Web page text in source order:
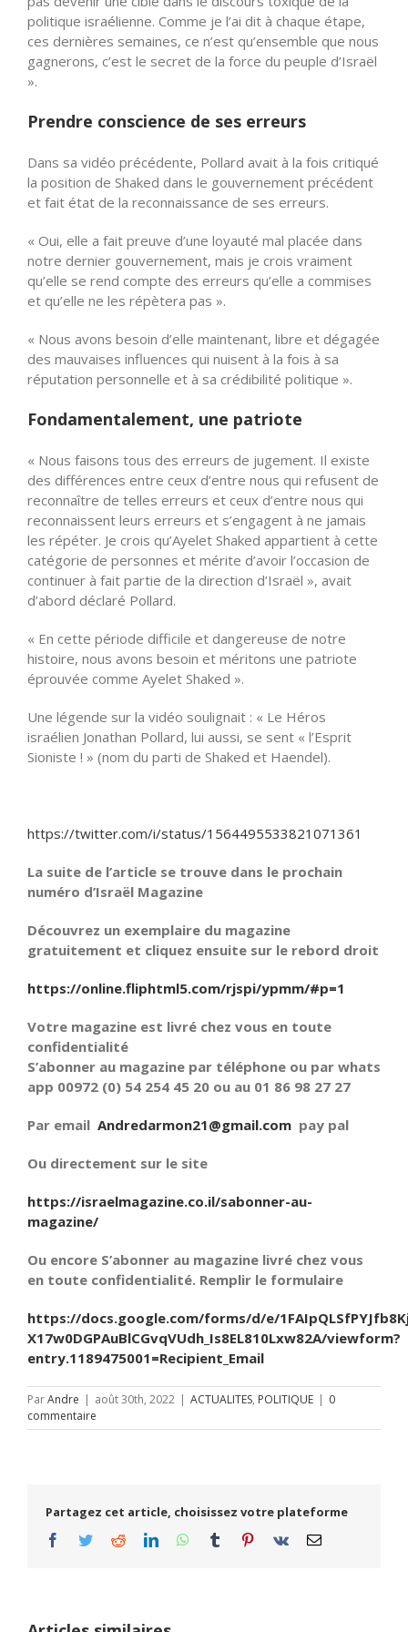
politique israélienne. Comme je l’ai dit à chaque étape,
ces dernières semaines, ce n’est qu’ensemble que nous
gagnerons, c’est le secret de la force du peuple d’Israël
».
Prendre conscience de ses erreurs
Dans sa vidéo précédente, Pollard avait à la fois critiqué
la position de Shaked dans le gouvernement précédent
et fait état de la reconnaissance de ses erreurs.
« Oui, elle a fait preuve d’une loyauté mal placée dans
notre dernier gouvernement, mais je crois vraiment
qu’elle se rend compte des erreurs qu’elle a commises
et qu’elle ne les répètera pas ».
« Nous avons besoin d’elle maintenant, libre et dégagée
des mauvaises influences qui nuisent à la fois à sa
réputation personnelle et à sa crédibilité politique ».
Fondamentalement, une patriote
« Nous faisons tous des erreurs de jugement. Il existe
des différences entre ceux d’entre nous qui refusent de
reconnaître de telles erreurs et ceux d’entre nous qui
reconnaissent leurs erreurs et s’engagent à ne jamais
les répéter. Je crois qu’Ayelet Shaked appartient à cette
catégorie de personnes et mérite d’avoir l’occasion de
continuer à fait partie de la direction d’Israël », avait
d’abord déclaré Pollard.
« En cette période difficile et dangereuse de notre
histoire, nous avons besoin et méritons une patriote
éprouvée comme Ayelet Shaked ».
Une légende sur la vidéo soulignait : « Le Héros
israélien Jonathan Pollard, lui aussi, se sent « l’Esprit
Sioniste ! » (nom du parti de Shaked et Haendel).
https://twitter.com/i/status/1564495533821071361
La suite de l’article se trouve dans le prochain
numéro d’Israël Magazine
Découvrez un exemplaire du magazine
gratuitement et cliquez ensuite sur le rebord droit
https://online.fliphtml5.com/rjspi/ypmm/#p=1
Votre magazine est livré chez vous en toute
confidentialité
S’abonner au magazine par téléphone ou par whats
app 00972 (0) 54 254 45 20 ou au 01 86 98 27 27
Par email Andredarmon21@gmail.com pay pal
Ou directement sur le site
https://israelmagazine.co.il/sabonner-au-
magazine/
Ou encore S’abonner au magazine livré chez vous
en toute confidentialité. Remplir le formulaire
https://docs.google.com/forms/d/e/
X17w0DGPAuBlCGvqVUdh_Is8EL810Lxw82A/viewform?
entry.1189475001=Recipient_Email
ParAndre | août 30th, 2022 | ACTUALITES, POLITIQUE | 0
commentaire
Partagez cet article, choisissez votre plateforme
Facebook
TwitterRedditLinkedInWhatsApp
Tumblr Pinterest
Vk Email